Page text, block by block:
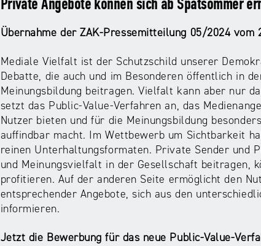
Private Angebote können sich ab Spätsommer
Übernahme der ZAK-Pressemitteilung 05/2024 vom
Mediale Vielfalt ist der Schutzschild unserer
Debatte, die auch und im Besonderen öffentlich in
Meinungsbildung beitragen. Vielfalt kann aber nur
setzt das Public-Value-Verfahren an, das
Nutzer bieten und für die Meinungsbildung
auffindbar macht. Im Wettbewerb um Sichtbarkeit
reinen Unterhaltungsformaten. Private Sender und
und Meinungsvielfalt in der Gesellschaft beitragen,
profitieren. Auf der anderen Seite ermöglicht den
entsprechender Angebote, sich aus den
informieren.
Jetzt die Bewerbung für das neue Public-Value-